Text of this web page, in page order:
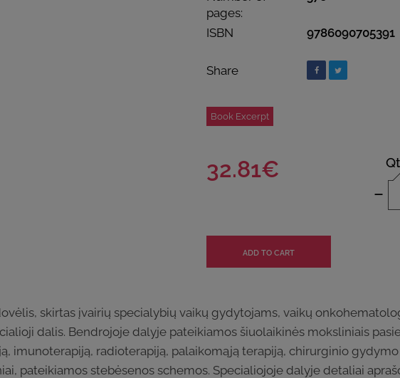
pages:
ISBN 9786090705391
Share
Book Excerpt
32.81€
-
skirtas įvairių specialybių vaikų gydytojams, vaikų
dalis. Bendrojoje dalyje pateikiamos šiuolaikinės moksliniais
imunoterapiją, radioterapiją, palaikomąją terapiją, chirurginio gydymo
pateikiamos stebėsenos schemos. Specialiojoje dalyje detaliai